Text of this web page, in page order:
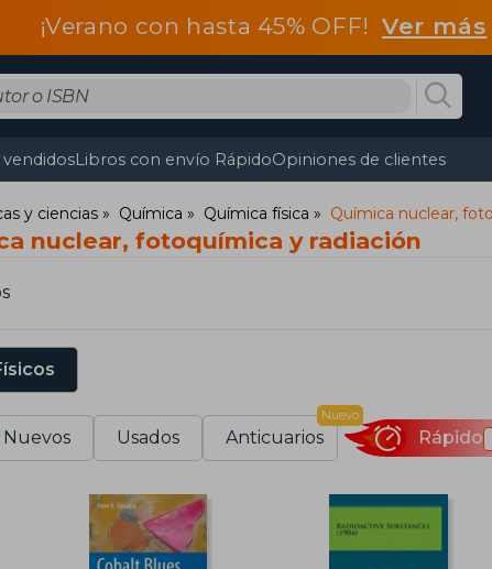
¡Verano con hasta 45% OFF!Ver más
Libros con envío RápidoOpiniones de clientes
y ciencias Química Química física Química nuclear,
nuclear, fotoquímica y radiación
Nuevos Usados Anticuarios
Nuevo
Rápido